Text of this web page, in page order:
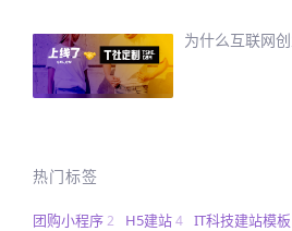
为什么互联网
热门标签
团购小程序2 H5建站4 IT科技建站模板